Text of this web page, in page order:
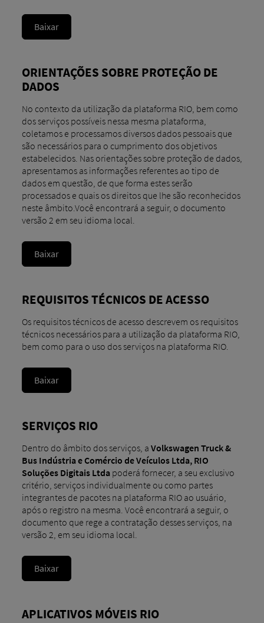
Baixar
ORIENTAÇÕES SOBRE PROTEÇÃO DE
DADOS
No contexto da utilização da plataforma RIO, bem como
dos serviços possíveis nessa mesma plataforma,
coletamos e processamos diversos dados pessoais que
são necessários para o cumprimento dos objetivos
estabelecidos. Nas orientações sobre proteção de dados,
apresentamos as informações referentes ao tipo de
dados em questão, de que forma estes serão
processados e quais os direitos que lhe são reconhecidos
neste âmbito.Você encontrará a seguir, o documento
versão 2 em seu idioma local.
Baixar
REQUISITOS TÉCNICOS DE ACESSO
Os requisitos técnicos de acesso descrevem os requisitos
técnicos necessários para a utilização da plataforma RIO,
bem como para o uso dos serviços na plataforma RIO.
Baixar
SERVIÇOS RIO
Dentro do âmbito dos serviços, a Volkswagen Truck &
Bus Indústria e Comércio de Veículos Ltda, RIO
Soluções Digitais Ltda poderá fornecer, a seu exclusivo
critério, serviços individualmente ou como partes
integrantes de pacotes na plataforma RIO ao usuário,
após o registro na mesma. Você encontrará a seguir, o
documento que rege a contratação desses serviços, na
versão 2, em seu idioma local.
Baixar
APLICATIVOS MÓVEIS RIO